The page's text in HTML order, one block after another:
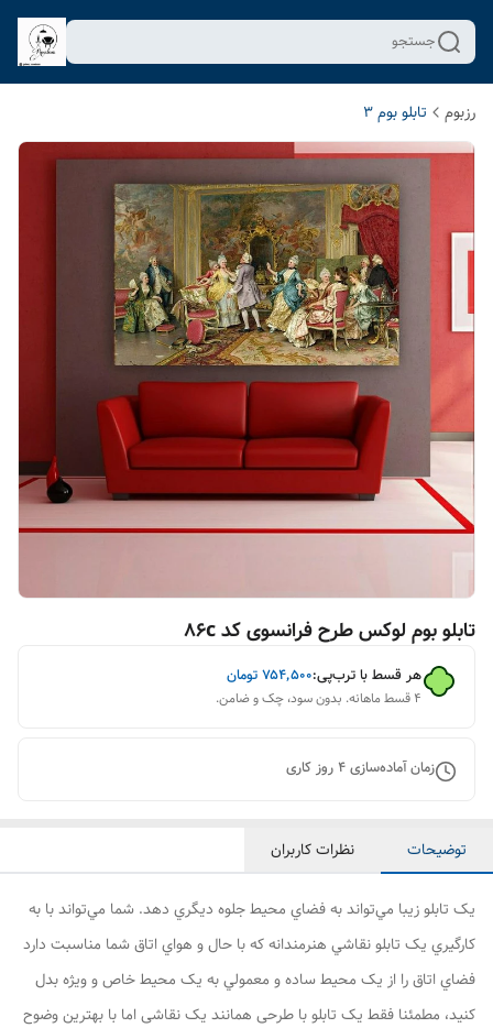
جستجو
رزبوم تابلو بوم 3
تابلو بوم لوکس طرح فرانسوی کد 86c
هر قسط با ترب‌پی:۷۵۴٬۵۰۰تومان
۴ قسط ماهانه. بدون سود، چک و ضامن.
زمان آماده‌سازی4روز کاری
توضیحات نظرات کاربران
يک تابلو زيبا مي‌تواند به فضاي محیط جلوه ديگري دهد. شما مي‌تواند با به
کارگيري يک تابلو نقاشي هنرمندانه که با حال و هواي اتاق شما مناسبت دارد
فضاي اتاق را از يک محيط ساده و معمولي به يک محيط خاص و ويژه بدل
کنيد، مطمئنا فقط يک تابلو با طرحی همانند یک نقاشی اما با بهترین وضوح